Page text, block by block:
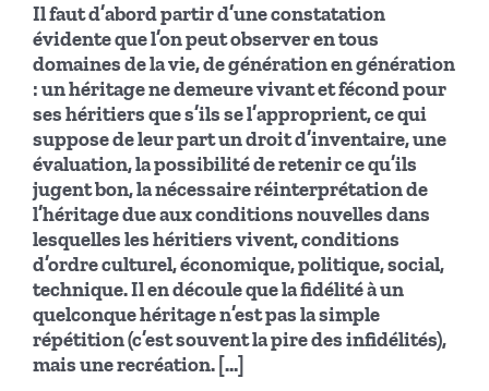
Il faut d’abord partir d’une constatation
évidente que l’on peut observer en tous
domaines de la vie, de génération en génération
: un héritage ne demeure vivant et fécond pour
ses héritiers que s’ils se l’approprient, ce qui
suppose de leur part un droit d’inventaire, une
évaluation, la possibilité de retenir ce qu’ils
jugent bon, la nécessaire réinterprétation de
l’héritage due aux conditions nouvelles dans
lesquelles les héritiers vivent, conditions
d’ordre culturel, économique, politique, social,
technique. Il en découle que la fidélité à un
quelconque héritage n’est pas la simple
répétition (c’est souvent la pire des infidélités),
mais une recréation. […]